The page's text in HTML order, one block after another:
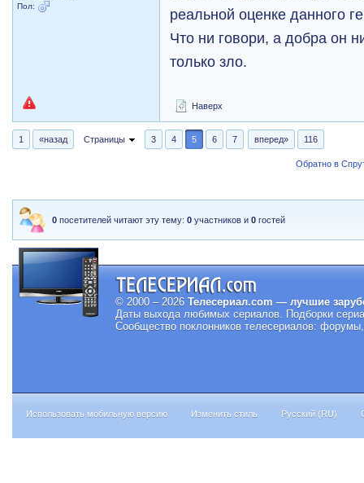
Пол:
реальной оценке данного
Что ни говори, а добра он
только зло.
Наверх
1 «назад Страницы 3 4 5 6 7 вперед» 116
Обратно в
0 посетителей читают эту тему:0 участников и0 гостей
© 2000 – 2026 Телесериал.com — лучшие
Даты выхода любимых сериалов. Подборки
Сообщество поклонников телесериалов:
Использовать мобильную версию Изменить стиль Русский (RU)